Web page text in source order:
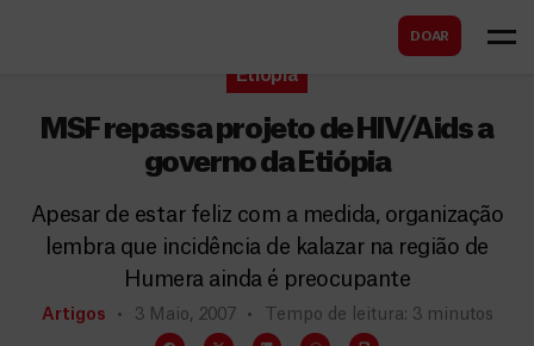
DOAR
r
Etiópia
MSF repassa projeto de HIV/Aids a
governo da Etiópia
Apesar de estar feliz com a medida, organização
lembra que incidência de kalazar na região de
Humera ainda é preocupante
Artigos 3 Maio, 2007 Tempo de leitura: 3 minutos
s
c
a